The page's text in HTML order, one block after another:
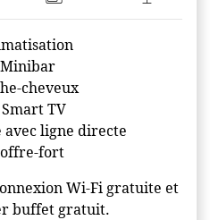
Minibar
cheveux
TV
avec ligne directe
fort
Wi-Fi gratuite et
buffet gratuit.